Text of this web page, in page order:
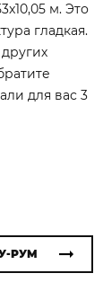
м. Это
гладкая.
для вас 3
РУМ